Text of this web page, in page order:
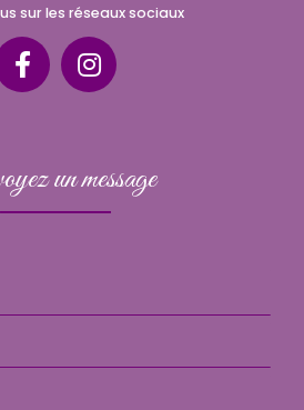
sur les réseaux sociaux
un message